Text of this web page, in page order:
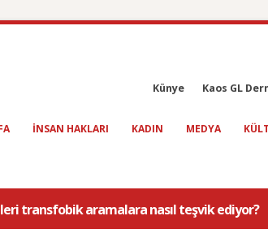
Künye Kaos GL
INSAN HAKLARI KADIN MEDYA
transfobik aramalara nasıl teşvik ediyor?